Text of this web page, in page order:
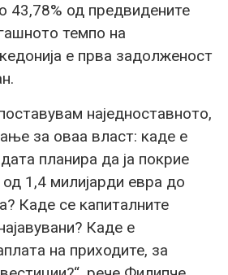
43,78% од предвидените
темпо на
е прва задолженост
наједноставното,
за оваа власт: каде е
планира да ја покрие
1,4 милијарди евра до
Каде се капиталните
Каде е
на приходите, за